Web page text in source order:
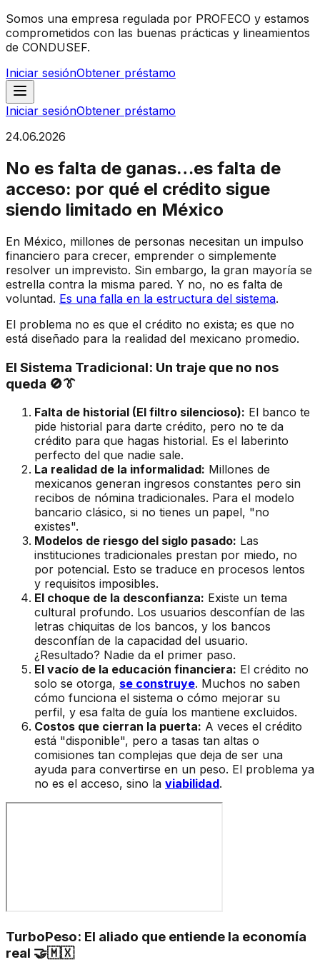
Somos una empresa regulada por PROFECO y estamos
comprometidos con las buenas prácticas y lineamientos
de CONDUSEF.
Iniciar sesiónObtener préstamo
Iniciar sesiónObtener préstamo
24.06.2026
No es falta de ganas…es falta de
acceso: por qué el crédito sigue
siendo limitado en México
En México, millones de personas necesitan un impulso
financiero para crecer, emprender o simplemente
resolver un imprevisto. Sin embargo, la gran mayoría se
estrella contra la misma pared. Y no, no es falta de
voluntad. Es una falla en la estructura del sistema.
El problema no es que el crédito no exista; es que no
está diseñado para la realidad del mexicano promedio.
El Sistema Tradicional: Un traje que no nos
queda 🚫👔
Falta de historial (El filtro silencioso): El banco te
pide historial para darte crédito, pero no te da
crédito para que hagas historial. Es el laberinto
perfecto del que nadie sale.
La realidad de la informalidad: Millones de
mexicanos generan ingresos constantes pero sin
recibos de nómina tradicionales. Para el modelo
bancario clásico, si no tienes un papel, "no
existes".
Modelos de riesgo del siglo pasado: Las
instituciones tradicionales prestan por miedo, no
por potencial. Esto se traduce en procesos lentos
y requisitos imposibles.
El choque de la desconfianza: Existe un tema
cultural profundo. Los usuarios desconfían de las
letras chiquitas de los bancos, y los bancos
desconfían de la capacidad del usuario.
¿Resultado? Nadie da el primer paso.
El vacío de la educación financiera: El crédito no
solo se otorga, se construye. Muchos no saben
cómo funciona el sistema o cómo mejorar su
perfil, y esa falta de guía los mantiene excluidos.
Costos que cierran la puerta: A veces el crédito
está "disponible", pero a tasas tan altas o
comisiones tan complejas que deja de ser una
ayuda para convertirse en un peso. El problema ya
no es el acceso, sino la viabilidad.
TurboPeso: El aliado que entiende la economía
real 🤝🇲🇽